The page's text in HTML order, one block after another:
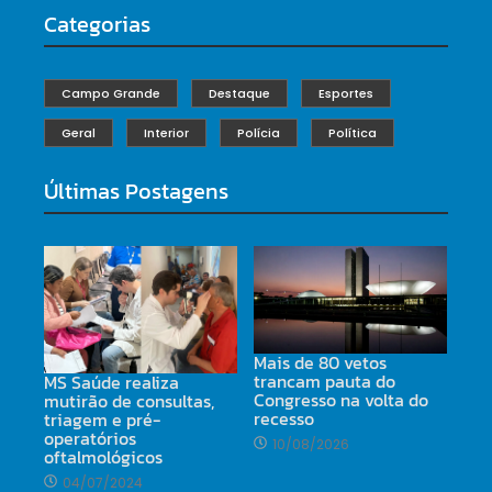
Categorias
Campo Grande Destaque Esportes
Geral Interior Polícia Política
Últimas Postagens
MS Saúde realiza
mutirão de consultas,
triagem e pré-
operatórios
oftalmológicos
04/07/2024
Mais de 80 vetos
trancam pauta do
Congresso na volta do
recesso
10/08/2026